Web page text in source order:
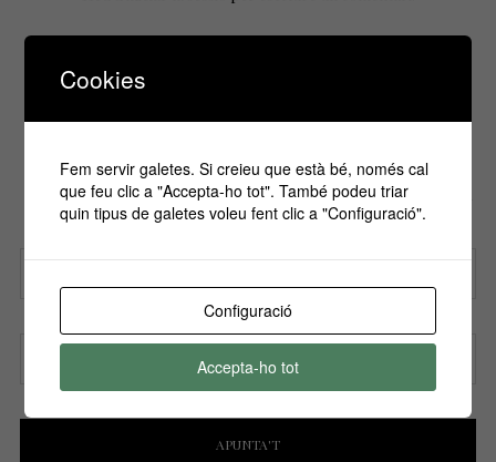
Si vols estar informa't de tots els
esdeveniments, inscriu-te amb el teu email al
nostre butlletí!
Nom
Correu electrònic
Cookies
Fem servir galetes. Si creieu que està bé, només cal
que feu clic a "Accepta-ho tot". També podeu triar
quin tipus de galetes voleu fent clic a "Configuració".
Configuració
Accepta-ho tot